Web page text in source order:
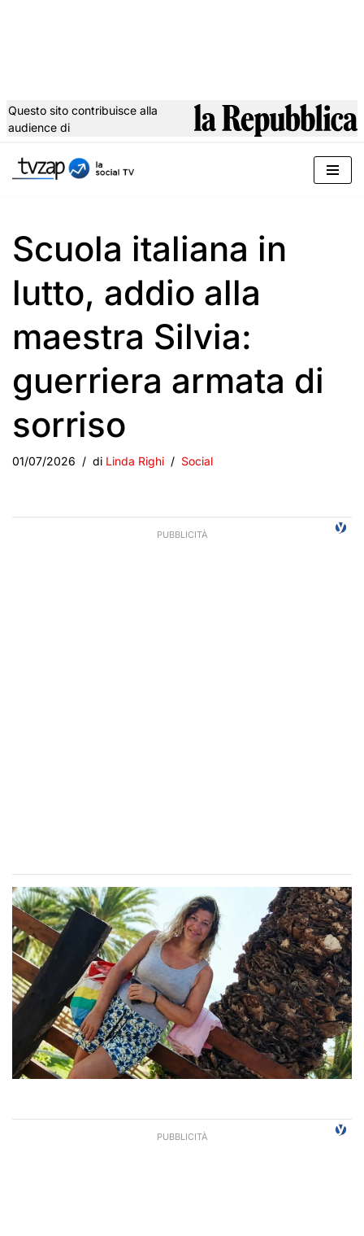
al
Questo sito contribuisce alla
audience di
Scuola italiana in
lutto, addio alla
maestra Silvia:
guerriera armata di
sorriso
01/07/2026 di Linda Righi Social